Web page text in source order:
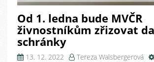
Od 1. ledna bude MVČR
živnostníkům zřizovat
schránky
13. 12. 2022 Tereza Walsbergerová